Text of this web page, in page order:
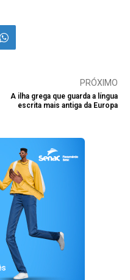
PRÓXIMO
A ilha grega que guarda a língua
escrita mais antiga da Europa